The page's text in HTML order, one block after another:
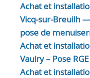
Achat et
Vicq-sur-Breuilh
pose de
Achat et
Vaulry – Pose
Achat et